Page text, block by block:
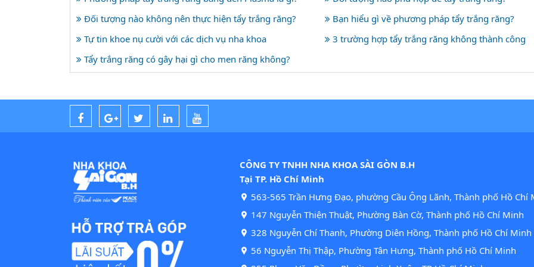
Đối tượng nào không nên thực hiện tẩy trắng răng?
Bạn hiểu gì về phương pháp tẩy trắng răng?
Tự tin khoe nụ cười với các dịch vụ nha khoa
3 trường hợp tẩy trắng răng không thành công
Tẩy trắng răng có gây hại gì cho men răng không?
CÔNG TY TNHH NHA KHOA SÀI GÒN B.H
Tại TP. Hồ Chí Minh
563-565 Trần Hưng Đạo, phường Cầu Ông Lãnh, Thành phố Hồ Chí
147 Nguyễn Thiện Thuật, Phường Bàn Cờ, Thành phố Hồ Chí Minh
328 Nguyễn Chí Thanh, Phường Diên Hồng, Thành phố Hồ Chí Minh
56 Nguyễn Thị Thập, Phường Tân Hưng, Thành phố Hồ Chí Minh